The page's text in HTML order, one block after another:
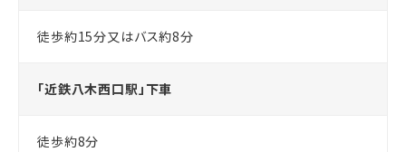
徒歩約15分又はバス約8分
「近鉄八木西口駅」下車
徒歩約8分